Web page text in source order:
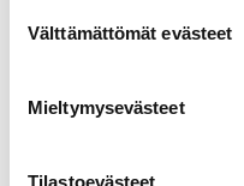
Välttämättömät evästeet
Mieltymysevästeet
Tilastoevästeet
väsymys sekä päättely-
heikentyminen.